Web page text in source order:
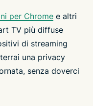
per Chrome e altri
TV più diffuse
di streaming
una privacy
senza doverci